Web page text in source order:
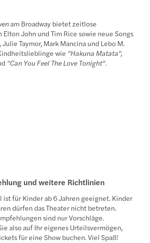
am Broadway bietet zeitlose
John und Tim Rice sowie neue Songs
Taymor, Mark Mancina und Lebo M.
wie "Hakuna Matata",
"Can You Feel The Love Tonight".
und weitere Richtlinien
ist für Kinder ab 6 Jahren geeignet. Kinder
dürfen das Theater nicht betreten.
sind nur Vorschläge.
also auf Ihr eigenes Urteilsvermögen,
für eine Show buchen. Viel Spaß!